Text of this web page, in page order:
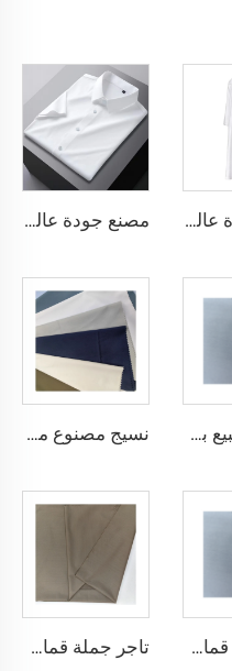
مصنع جودة عالية قماش تويل TR، مجموعة روب رجالية الشرق الأوسط، قماش قميص خفيف الوزن مصنع جودة عالية قماش تويل TR ملون، مجموعة روب رجالية الشرق الأوسط، قماش قميص خفيف الوزن
معروض للبيع بسعر منخفض قماش ثوب عربي لثوب أربعة قطع قميص وسروال، قماش بوليستر تويبو ميكرو فايبر نسيج مصنوع من الألياف الدقيقة البلاستيكية Toyobo بقياس 100T نسيج عادي
تاجر جملة قماش الألياف الدقيقة للرجال قماش بوليستر مجوف قماش toyobo قميص ثوب عربي تاجر جملة قماش الثوب العربي للرجال قماش بوليستر مجوف قماش toyobo قميص ثوب عربي